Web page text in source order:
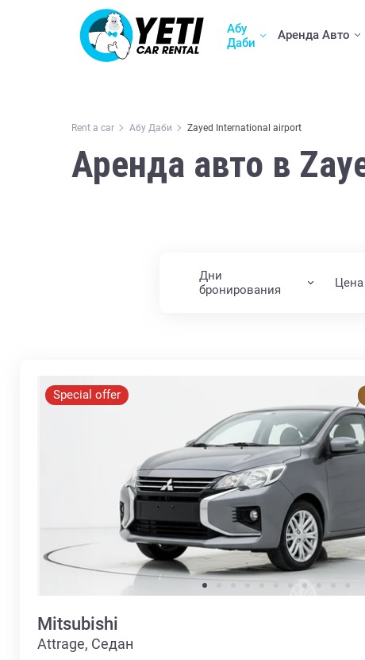
Абу
Даби
Аренда Авто
Rent a car Абу Даби Zayed International airport
Аренда авто в
Дни
бронирования
Цена
Special offer
Mitsubishi
Attrage, Седан